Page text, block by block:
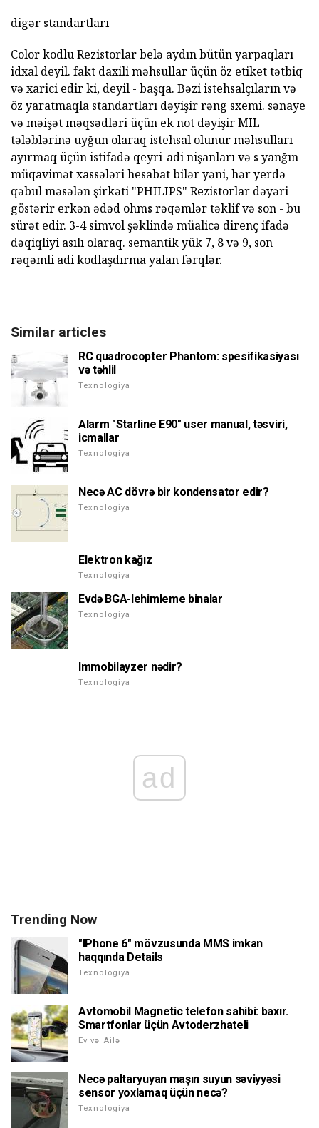
digər standartları
Color kodlu Rezistorlar belə aydın bütün yarpaqları
idxal deyil. fakt daxili məhsullar üçün öz etiket tətbiq
və xarici edir ki, deyil - başqa. Bəzi istehsalçıların və
öz yaratmaqla standartları dəyişir rəng sxemi. sənaye
və məişət məqsədləri üçün ek not dəyişir MIL
tələblərinə uyğun olaraq istehsal olunur məhsulları
ayırmaq üçün istifadə qeyri-adi nişanları və s yanğın
müqavimət xassələri hesabat bilər yəni, hər yerdə
qəbul məsələn şirkəti "PHILIPS" Rezistorlar dəyəri
göstərir erkən ədəd ohms rəqəmlər təklif və son - bu
sürət edir. 3-4 simvol şəklində müalicə direnç ifadə
dəqiqliyi asılı olaraq. semantik yük 7, 8 və 9, son
rəqəmli adi kodlaşdırma yalan fərqlər.
Similar articles
RC quadrocopter Phantom: spesifikasiyası
və təhlil
Texnologiya
Alarm "Starline E90" user manual, təsviri,
icmallar
Texnologiya
Necə AC dövrə bir kondensator edir?
Texnologiya
Elektron kağız
Texnologiya
Evdə BGA-lehimleme binalar
Texnologiya
Immobilayzer nədir?
Texnologiya
ad
Trending Now
"IPhone 6" mövzusunda MMS imkan
haqqında Details
Texnologiya
Avtomobil Magnetic telefon sahibi: baxır.
Smartfonlar üçün Avtoderzhateli
Ev və Ailə
Necə paltaryuyan maşın suyun səviyyəsi
sensor yoxlamaq üçün necə?
Texnologiya